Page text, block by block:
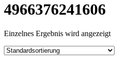
4966376241606
Einzelnes Ergebnis wird angezeigt